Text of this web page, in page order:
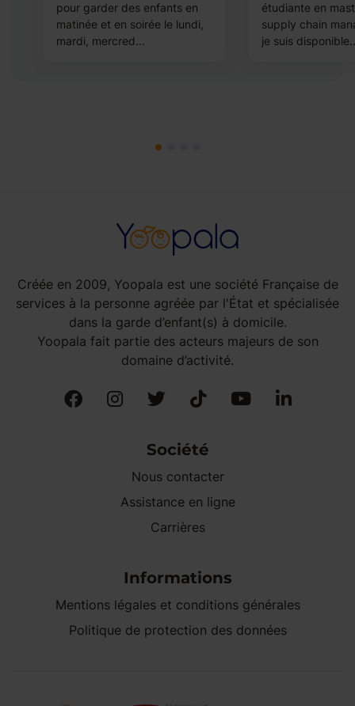
pour garder des enfants en
matinée et en soirée le lundi,
mardi, mercred...
étudiante en
supply chain
je suis
Créée en 2009, Yoopala est une société Française de
services à la personne agréée par l'État et spécialisée
dans la garde d’enfant(s) à domicile.
Yoopala fait partie des acteurs majeurs de son
domaine d’activité.
Société
Nous contacter
Assistance en ligne
Carrières
Informations
Mentions légales et conditions générales
Politique de protection des données